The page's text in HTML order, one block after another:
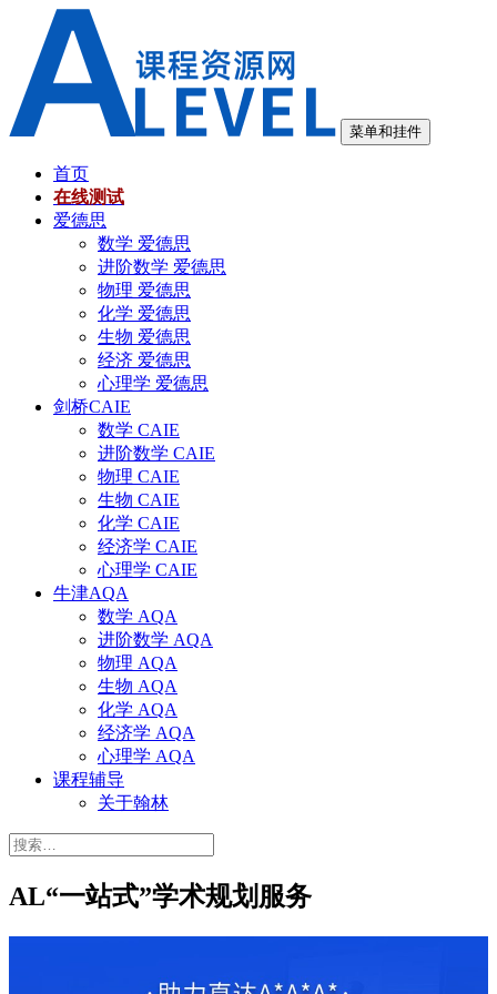
菜单和挂件
首页
在线测试
爱德思
数学 爱德思
进阶数学 爱德思
物理 爱德思
化学 爱德思
生物 爱德思
经济 爱德思
心理学 爱德思
剑桥CAIE
数学 CAIE
进阶数学 CAIE
物理 CAIE
生物 CAIE
化学 CAIE
经济学 CAIE
心理学 CAIE
牛津AQA
数学 AQA
进阶数学 AQA
物理 AQA
生物 AQA
化学 AQA
经济学 AQA
心理学 AQA
课程辅导
关于翰林
搜
AL“一站式”学术规划服务